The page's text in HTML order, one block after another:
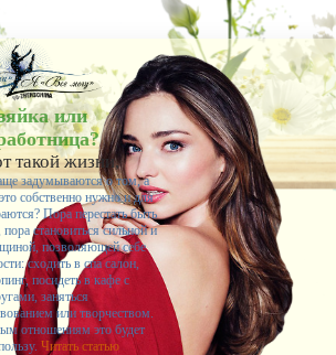
с хорошим советом, это пропустить его мимо ушей. Он
полезен никому, кроме того, кто его дал.
советы и очень не люблю, когда их дают мне.
или
такой жизни,
задумываются о том, а
собственно нужно и для
Пора перестать быть
становиться сильной и
позволяющей себе
сходить в спа салон,
посидеть в кафе с
заняться
или творчеством.
отношениям это будет
Читать статью